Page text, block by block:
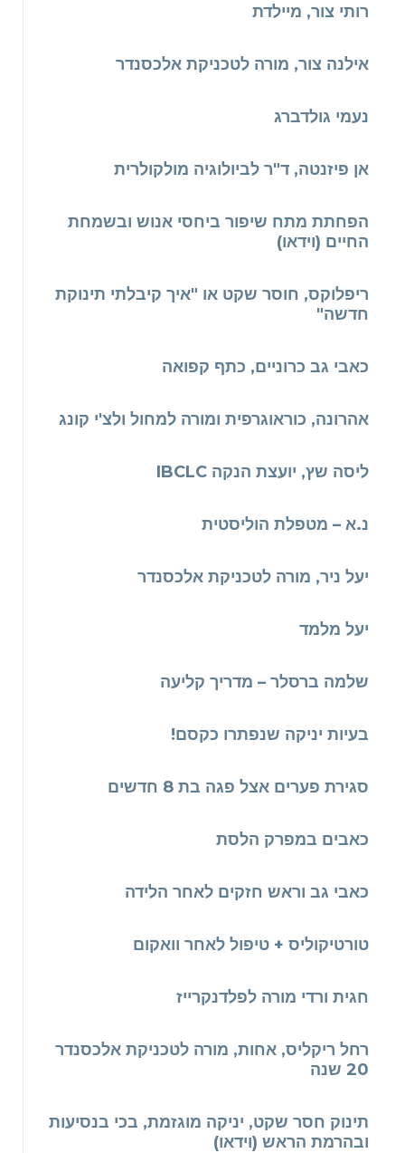
רותי צור, מיילדת
אילנה צור, מורה לטכניקת אלכסנדר
נעמי גולדברג
אן פיזנטה, ד"ר לביולוגיה מולקולרית
הפחתת מתח שיפור ביחסי אנוש ובשמחת
החיים (וידאו)
ריפלוקס, חוסר שקט או "איך קיבלתי תינוקת
חדשה"
כאבי גב כרוניים, כתף קפואה
אהרונה, כוראוגרפית ומורה למחול ולצ'י קונג
ליסה שץ, יועצת הנקה IBCLC
נ.א – מטפלת הוליסטית
יעל ניר, מורה לטכניקת אלכסנדר
יעל מלמד
שלמה ברסלר – מדריך קליעה
בעיות יניקה שנפתרו כקסם!
סגירת פערים אצל פגה בת 8 חדשים
כאבים במפרק הלסת
כאבי גב וראש חזקים לאחר הלידה
טורטיקוליס + טיפול לאחר וואקום
חגית ורדי מורה לפלדנקרייז
רחל ריקליס, אחות, מורה לטכניקת אלכסנדר
20 שנה
תינוק חסר שקט, יניקה מוגזמת, בכי בנסיעות
ובהרמת הראש (וידאו)